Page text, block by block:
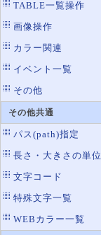
TABLE一覧操作
画像操作
カラー関連
イベント一覧
その他
その他共通
パス(path)指定
長さ・大きさの単位
文字コード
特殊文字一覧
WEBカラー一覧